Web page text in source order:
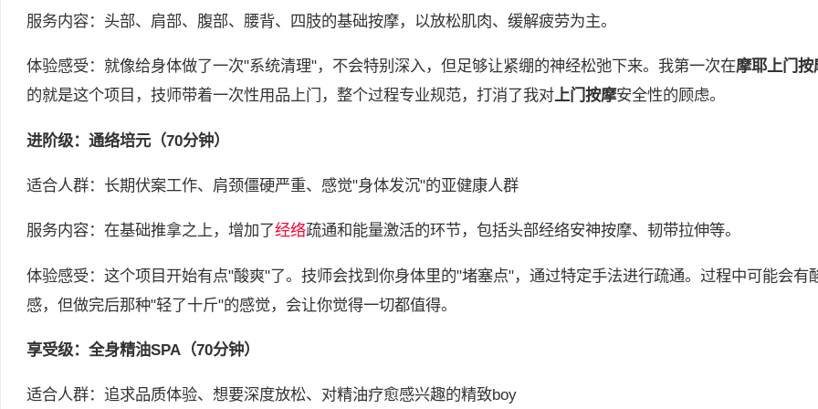
服务内容：头部、肩部、腹部、腰背、四肢的基础按摩，以放松肌肉、缓解疲劳为主。
体验感受：就像给身体做了一次"系统清理"，不会特别深入，但足够让紧绷的神经松弛下来。我第一次在摩耶上门按
的就是这个项目，技师带着一次性用品上门，整个过程专业规范，打消了我对上门按摩安全性的顾虑。
进阶级：通络培元（70分钟）
适合人群：长期伏案工作、肩颈僵硬严重、感觉"身体发沉"的亚健康人群
服务内容：在基础推拿之上，增加了经络疏通和能量激活的环节，包括头部经络安神按摩、韧带拉伸等。
体验感受：这个项目开始有点"酸爽"了。技师会找到你身体里的"堵塞点"，通过特定手法进行疏通。过程中可能会有
感，但做完后那种"轻了十斤"的感觉，会让你觉得一切都值得。
享受级：全身精油SPA（70分钟）
适合人群：追求品质体验、想要深度放松、对精油疗愈感兴趣的精致boy